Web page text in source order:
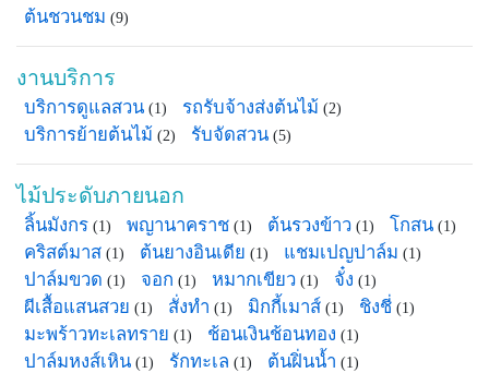
ต้นชวนชม (9)
งานบริการ
บริการดูแลสวน (1) รถรับจ้างส่งต้นไม้ (2)
บริการย้ายต้นไม้ (2) รับจัดสวน (5)
ไม้ประดับภายนอก
ลิ้นมังกร (1) พญานาคราช (1) ต้นรวงข้าว (1) โกสน (1)
คริสต์มาส (1) ต้นยางอินเดีย (1) แชมเปญปาล์ม (1)
ปาล์มขวด (1) จอก (1) หมากเขียว (1) จั๋ง (1)
ผีเสื้อแสนสวย (1) สั่งทำ (1) มิกกี้เมาส์ (1) ชิงชี่ (1)
มะพร้าวทะเลทราย (1) ช้อนเงินช้อนทอง (1)
ปาล์มหงส์เหิน (1) รักทะเล (1) ต้นฝิ่นน้ำ (1)